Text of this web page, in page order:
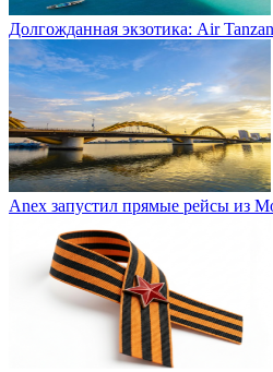
Долгожданная экзотика: Air
Anex запустил прямые рейсы из